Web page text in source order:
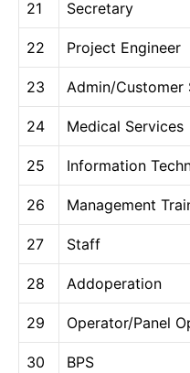
21 Secretary
22 Project Engineer
23 Admin/Customer
24 Medical Services
25 Information
26 Management
27 Staff
28 Addoperation
29 Operator/Panel
30 BPS